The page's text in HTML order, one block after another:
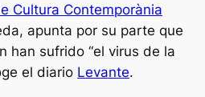
Cultura Contemporània
apunta por su parte que
han sufrido “el virus de la
el diario Levante.